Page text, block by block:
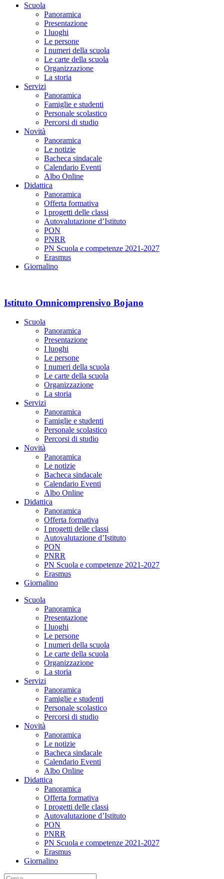
Scuola
Panoramica
Presentazione
I luoghi
Le persone
I numeri della scuola
Le carte della scuola
Organizzazione
La storia
Servizi
Panoramica
Famiglie e studenti
Personale scolastico
Percorsi di studio
Novità
Panoramica
Le notizie
Bacheca sindacale
Calendario Eventi
Albo Online
Didattica
Panoramica
Offerta formativa
I progetti delle classi
Autovalutazione d’Istituto
PON
PNRR
PN Scuola e competenze 2021-2027
Erasmus
Giornalino
Istituto Omnicomprensivo Bojano
Scuola
Panoramica
Presentazione
I luoghi
Le persone
I numeri della scuola
Le carte della scuola
Organizzazione
La storia
Servizi
Panoramica
Famiglie e studenti
Personale scolastico
Percorsi di studio
Novità
Panoramica
Le notizie
Bacheca sindacale
Calendario Eventi
Albo Online
Didattica
Panoramica
Offerta formativa
I progetti delle classi
Autovalutazione d’Istituto
PON
PNRR
PN Scuola e competenze 2021-2027
Erasmus
Giornalino
Scuola
Panoramica
Presentazione
I luoghi
Le persone
I numeri della scuola
Le carte della scuola
Organizzazione
La storia
Servizi
Panoramica
Famiglie e studenti
Personale scolastico
Percorsi di studio
Novità
Panoramica
Le notizie
Bacheca sindacale
Calendario Eventi
Albo Online
Didattica
Panoramica
Offerta formativa
I progetti delle classi
Autovalutazione d’Istituto
PON
PNRR
PN Scuola e competenze 2021-2027
Erasmus
Giornalino